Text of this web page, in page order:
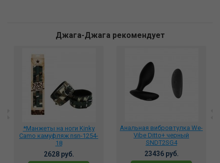
Джага-Джага рекомендует
*Манжеты на ноги Kinky
Camo камуфляж nsn-1254-
18
2628 руб.
Анальная вибровтулка We-
Vibe Ditto+ черный
SNDT2SG4
23436 руб.